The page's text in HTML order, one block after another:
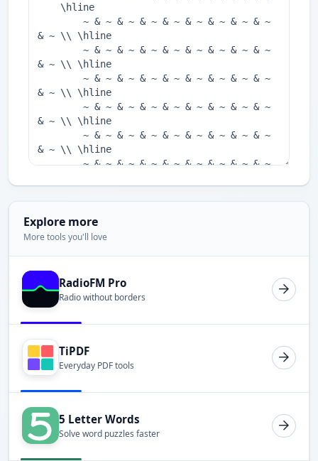
Explore more
More tools you'll love
RadioFM Pro
Radio without borders
TiPDF
Everyday PDF tools
5 Letter Words
Solve word puzzles faster